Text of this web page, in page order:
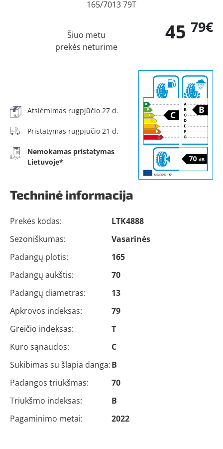
165/7013 79T
45 79€
Šiuo metu
prekės neturime
Atsiėmimas rugpjūčio 27 d.
Pristatymas rugpjūčio 21 d.
Nemokamas pristatymas
Lietuvoje*
Techninė informacija
Prekės kodas:
LTK4888
Sezoniškumas:
Vasarinės
Padangų plotis:
165
Padangų aukštis:
70
Padangų diametras:
13
Apkrovos indeksas:
79
Greičio indeksas:
T
Kuro sąnaudos:
C
Sukibimas su šlapia danga:B
Padangos triukšmas:
70
Triukšmo indeksas:
B
Pagaminimo metai:
2022